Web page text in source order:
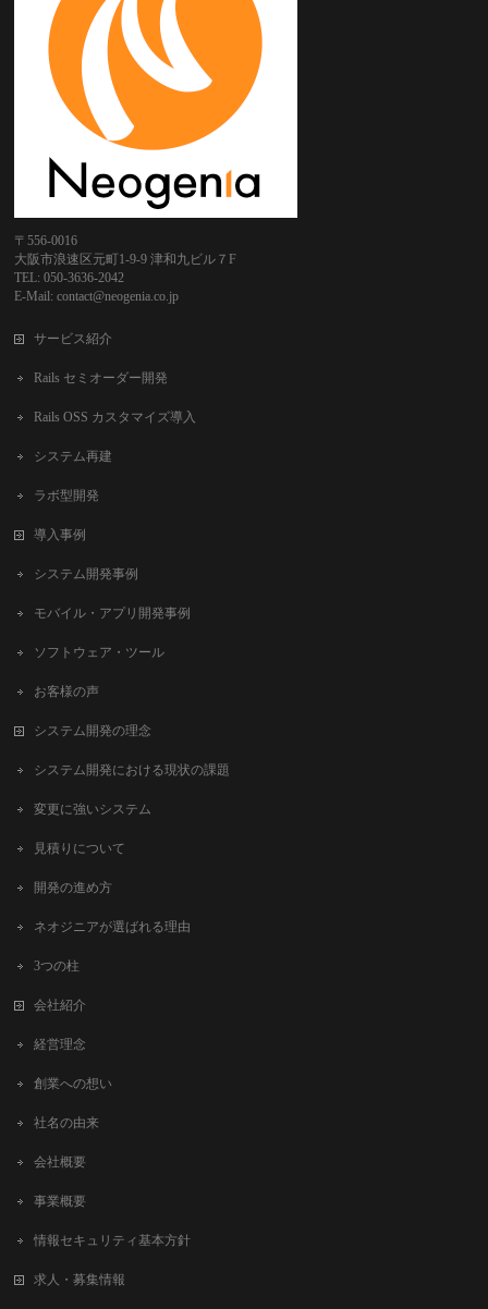
〒556-0016
大阪市浪速区元町1-9-9 津和九ビル７F
TEL: 050-3636-2042
E-Mail: contact@neogenia.co.jp
サービス紹介
Rails セミオーダー開発
Rails OSS カスタマイズ導入
システム再建
ラボ型開発
導入事例
システム開発事例
モバイル・アプリ開発事例
ソフトウェア・ツール
お客様の声
システム開発の理念
システム開発における現状の課題
変更に強いシステム
見積りについて
開発の進め方
ネオジニアが選ばれる理由
3つの柱
会社紹介
経営理念
創業への想い
社名の由来
会社概要
事業概要
情報セキュリティ基本方針
求人・募集情報